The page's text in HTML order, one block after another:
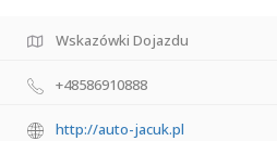
Wskazówki Dojazdu
+48586910888
http://auto-jacuk.pl